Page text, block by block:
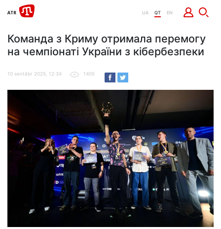
UA QT EN
Команда з Криму отримала перемогу
на чемпіонаті України з кібербезпеки
10 sentâbr 2025, 12:34 1405